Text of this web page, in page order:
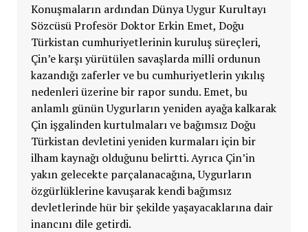
Konuşmaların ardından Dünya Uygur Kurultayı
Sözcüsü Profesör Doktor Erkin Emet, Doğu
Türkistan cumhuriyetlerinin kuruluş süreçleri,
Çin’e karşı yürütülen savaşlarda millî ordunun
kazandığı zaferler ve bu cumhuriyetlerin yıkılış
nedenleri üzerine bir rapor sundu. Emet, bu
anlamlı günün Uygurların yeniden ayağa kalkarak
Çin işgalinden kurtulmaları ve bağımsız Doğu
Türkistan devletini yeniden kurmaları için bir
ilham kaynağı olduğunu belirtti. Ayrıca Çin’in
yakın gelecekte parçalanacağına, Uygurların
özgürlüklerine kavuşarak kendi bağımsız
devletlerinde hür bir şekilde yaşayacaklarına dair
inancını dile getirdi.